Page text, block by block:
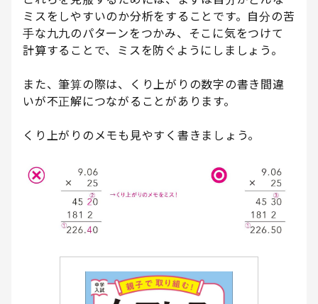
ミスをしやすいのか分析をすることです。自分の苦
手な九九のパターンをつかみ、そこに気をつけて
計算することで、ミスを防ぐようにしましょう。
また、筆算の際は、くり上がりの数字の書き間違
いが不正解につながることがあります。
くり上がりのメモも見やすく書きましょう。